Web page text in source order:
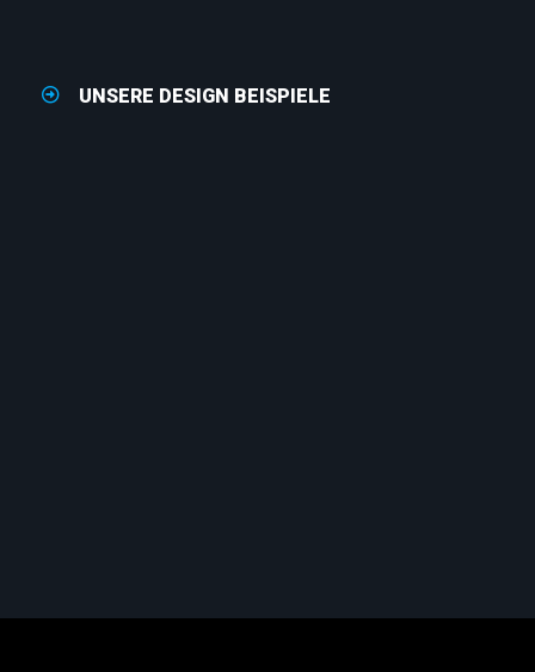
UNSERE DESIGN BEISPIELE